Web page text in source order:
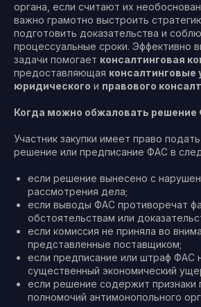
органа, если считают их
важно грамотно выстроить
подготовить доказательства и
процессуальные сроки. Эффективно
задачи помогает консалтинговая
предоставляющая консалтинговые
юридического и правового
Когда можно обжаловать решение
Участник закупки имеет право
решение или предписание ФАС в
если решение вынесено с
рассмотрения дела;
если выводы ФАС противоречат
обстоятельствам или
если комиссия не приняла во
представленные поставщиком;
если предписание или штраф ФАС
существенный экономический
если решение содержит признаки
полномочий антимонопольного